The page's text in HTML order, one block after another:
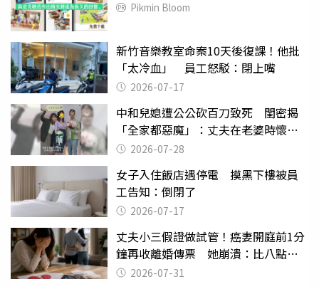
Pikmin Bloom
新竹音樂教室命案10天後復課！他批
「太冷血」 員工怒駁：閉上嘴
2026-07-17
中和兒媳遭公公砍百刀致死 閨密揭
「全家都惡魔」：丈夫在老婆時懷孕
摔東西
2026-07-28
女子入住飯店遇停電 摸黑下樓被員
工告知：倒閉了
2026-07-17
丈夫小三假證做試管！癌妻開庭前1分
鐘再收離婚傳票 她崩潰：比八點檔
還扯2026-07-31